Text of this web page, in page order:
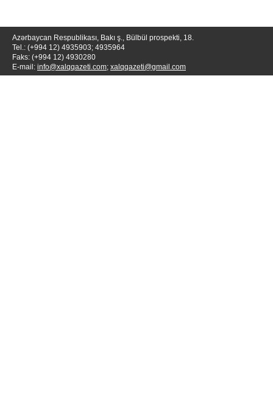
Azərbaycan Respublikası, Bakı ş., Bülbül prospekti, 18.
Tel.: (+994 12) 4935903; 4935964
Faks: (+994 12) 4930280
E-mail: info@xalqqazeti.com; xalqqazeti@gmail.com